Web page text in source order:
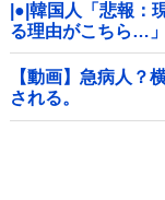
|●|韓国人「悲報：
る理由がこちら…
ﾙ」＝韓国の反応
【動画】急病人？
される。